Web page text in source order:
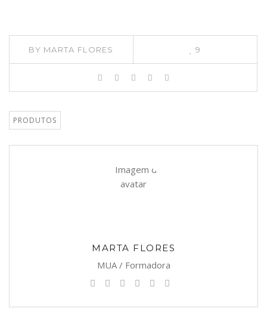
BY MARTA FLORES 9
PRODUTOS
MARTA FLORES
MUA / Formadora